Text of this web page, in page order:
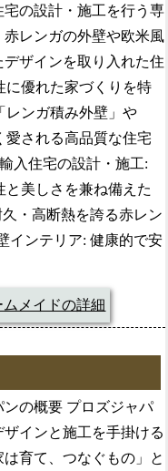
宅の設計・施工を行う専
赤レンガの外壁や欧米風
デザインを取り入れた住
に優れた家づくりを特
レンガ積み外壁」や
愛される高品質な住宅
入住宅の設計・施工:
美しさを兼ね備えた
・高断熱を誇る赤レン
インテリア: 健康的で安
ムメイドの詳細
ンの概要 プロズジャパ
ザインと施工を手掛ける
育て、つなぐもの」と